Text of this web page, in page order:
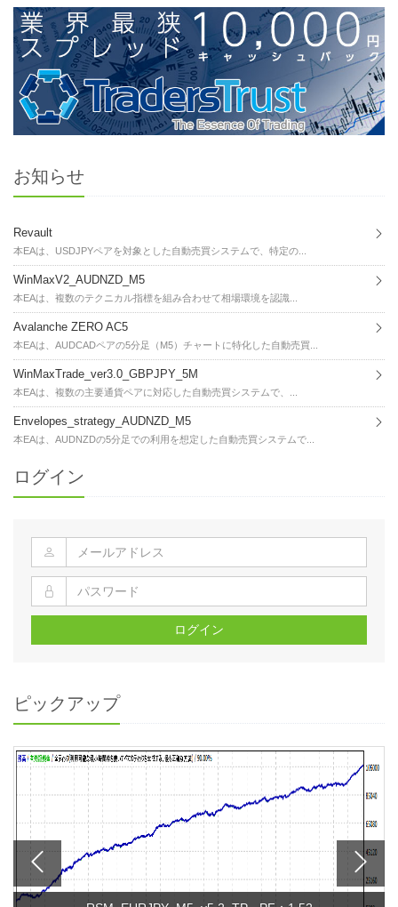
お知らせ
Revault
本EAは、USDJPYペアを対象とした自動売買システムで、特定の...
WinMaxV2_AUDNZD_M5
本EAは、複数のテクニカル指標を組み合わせて相場環境を認識...
Avalanche ZERO AC5
本EAは、AUDCADペアの5分足（M5）チャートに特化した自動売買...
WinMaxTrade_ver3.0_GBPJPY_5M
本EAは、複数の主要通貨ペアに対応した自動売買システムで、...
Envelopes_strategy_AUDNZD_M5
本EAは、AUDNZDの5分足での利用を想定した自動売買システムで...
ログイン
ログイン
ピックアップ